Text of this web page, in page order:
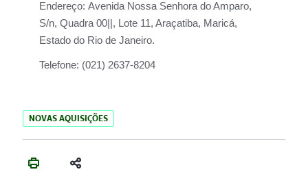
Endereço: Avenida Nossa Senhora do Amparo,
S/n, Quadra 00||, Lote 11, Araçatiba, Maricá,
Estado do Rio de Janeiro.
Telefone: (021) 2637-8204
NOVAS AQUISIÇÕES